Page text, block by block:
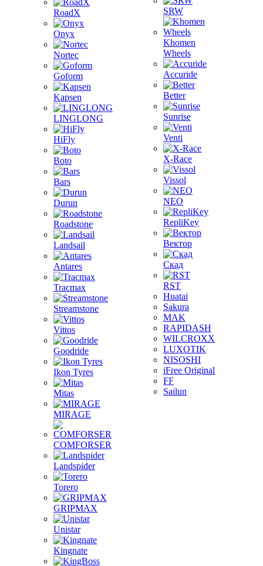
RoadX
Onyx
Nortec
Goform
Kapsen
LINGLONG
HiFly
Boto
Bars
Durun
Roadstone
Landsail
Antares
Tracmax
Streamstone
Vittos
Goodride
Ikon Tyres
Mitas
MIRAGE
COMFORSER
Landspider
Torero
GRIPMAX
Unistar
Kingnate
SRW
Khomen
Wheels
Accuride
Better
Sunrise
Venti
X-Race
Vissol
NEO
RepliKey
Вектор
Скад
RST
Huatai
Sakura
MAK
RAPIDASH
WILCROXX
LUXOTIK
NISOSHI
iFree Original
FF
Sailun